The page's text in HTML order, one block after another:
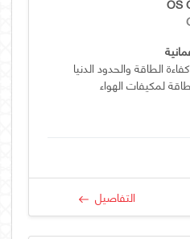
الطاقة والحدود الدنيا
لمكيفات الهواء
التفاصيل